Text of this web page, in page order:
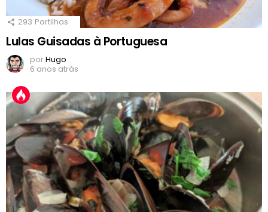
293 Partilhas
Lulas Guisadas à Portuguesa
porHugo
6 anos atrás